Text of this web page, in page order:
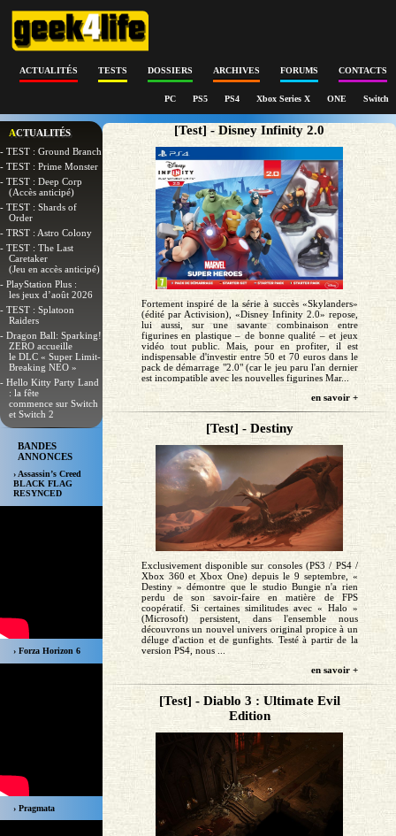
ACTUALITÉS TESTS DOSSIERS ARCHIVES FORUMS CONTACTS
PC PS5 PS4 Xbox Series X ONE Switch
ACTUALITÉS
- TEST : Ground Branch
- TEST : Prime Monster
- TEST : Deep Corp
(Accès anticipé)
- TEST : Shards of
Order
- TRST : Astro Colony
- TEST : The Last
Caretaker
(Jeu en accès anticipé)
- PlayStation Plus :
les jeux d’août 2026
- TEST : Splatoon
Raiders
- Dragon Ball: Sparking!
ZERO accueille
le DLC « Super Limit-
Breaking NEO »
- Hello Kitty Party Land
: la fête
commence sur Switch
et Switch 2
BANDES
ANNONCES
› Assassin’s Creed
BLACK FLAG
RESYNCED
› Forza Horizon 6
› Pragmata
[Test] - Disney Infinity 2.0
Fortement inspiré de la série à succès «Skylanders»
(édité par Activision), «Disney Infinity 2.0» repose,
lui aussi, sur une savante combinaison entre
figurines en plastique – de bonne qualité – et jeux
vidéo tout public. Mais, pour en profiter, il est
indispensable d'investir entre 50 et 70 euros dans le
pack de démarrage "2.0" (car le jeu paru l'an dernier
est incompatible avec les nouvelles figurines Mar...
en savoir +
[Test] - Destiny
Exclusivement disponible sur consoles (PS3 / PS4 /
Xbox 360 et Xbox One) depuis le 9 septembre, «
Destiny » démontre que le studio Bungie n'a rien
perdu de son savoir-faire en matière de FPS
coopératif. Si certaines similitudes avec « Halo »
(Microsoft) persistent, dans l'ensemble nous
découvrons un nouvel univers original propice à un
déluge d'action et de gunfights. Testé à partir de la
version PS4, nous ...
en savoir +
[Test] - Diablo 3 : Ultimate Evil
Edition